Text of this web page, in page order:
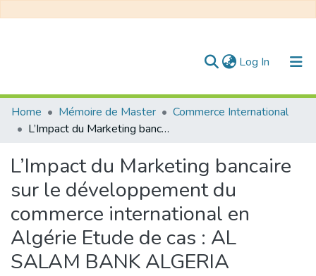
Log In (current)
Communities & Collections
All of DSpace
Statistics
Home Mémoire de Master
Commerce International
L’Impact du Marketing bancaire sur le développement du commerce international en Algérie Etude de cas : AL SALAM BANK ALGERIA
L’Impact du Marketing bancaire
sur le développement du
commerce international en
Algérie Etude de cas : AL
SALAM BANK ALGERIA